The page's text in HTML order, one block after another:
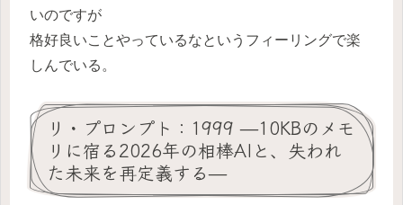
いのですが
格好良いことやっているなというフィーリングで楽
しんでいる。
リ・プロンプト：1999 —10KBのメモ
リに宿る2026年の相棒AIと、失われ
た未来を再定義する—